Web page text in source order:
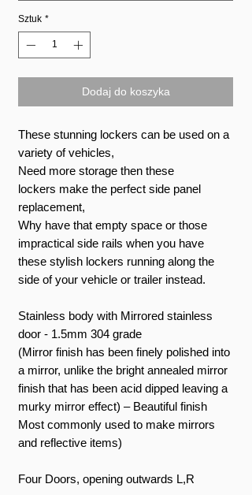
Sztuk *
Dodaj do koszyka
These stunning lockers can be used on a
variety of vehicles,
Need more storage then these
lockers make the perfect side panel
replacement,
Why have that empty space or those
impractical side rails when you have
these stylish lockers running along the
side of your vehicle or trailer instead.
Stainless body with Mirrored stainless
door - 1.5mm 304 grade
(Mirror finish has been finely polished into
a mirror, unlike the bright annealed mirror
finish that has been acid dipped leaving a
murky mirror effect) – Beautiful finish
Most commonly used to make mirrors
and reflective items)
Four Doors, opening outwards L,R